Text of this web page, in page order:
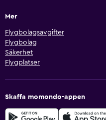
Mer
Flygbolagsavgifter
Flygbolag
Säkerhet
Flygplatser
Skaffa momondo-appen